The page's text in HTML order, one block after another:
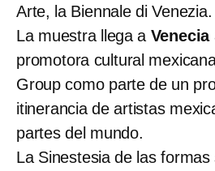
Arte, la Biennale di Venezia.
La muestra llega a Venecia
promotora cultural
Group como parte de un
itinerancia de artistas
partes del mundo.
La Sinestesia de las